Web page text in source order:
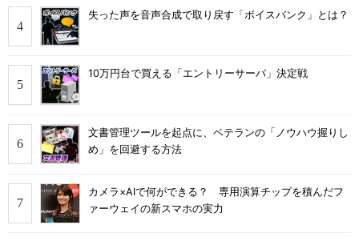
失った声を音声合成で取り戻す「ボイスバンク」とは？
10万円台で買える「エントリーサーバ」決定戦
文書管理ツールを起点に、ベテランの「ノウハウ握りし
め」を回避する方法
カメラ×AIで何ができる？ 専用演算チップを積んだフ
ァーウェイの新スマホの実力